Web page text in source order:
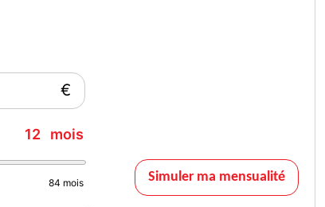
€
12 mois
84 mois Simuler ma mensualité